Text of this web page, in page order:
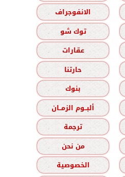
الانفوجراف
توك شو
عقارات
حارتنا
بنوك
ألبــوم الزمــان
ترجمة
من نحن
الخصوصية